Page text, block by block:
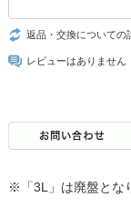
返品・交換についての
レビューはありません
※「3L」は廃盤とな